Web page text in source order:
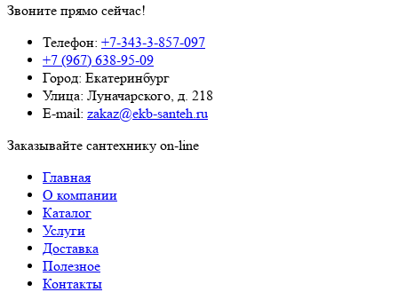
Звоните прямо сейчас!
Телефон: +7-343-3-857-097
+7 (967) 638-95-09
Город: Екатеринбург
Улица: Луначарского, д. 218
E-mail: zakaz@ekb-santeh.ru
Заказывайте сантехнику on-line
Главная
О компании
Каталог
Услуги
Доставка
Полезное
Контакты